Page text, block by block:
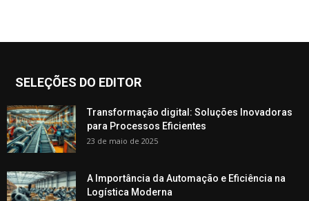
SELEÇÕES DO EDITOR
Transformação digital: Soluções Inovadoras
para Processos Eficientes
23 de maio de 2025
A Importância da Automação e Eficiência na
Logística Moderna